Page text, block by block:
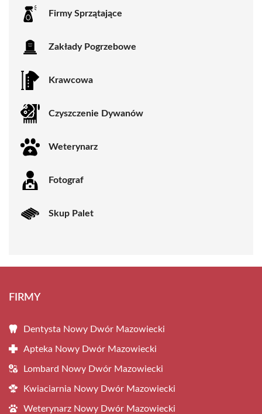
Firmy Sprzątające
Zakłady Pogrzebowe
Krawcowa
Czyszczenie Dywanów
Weterynarz
Fotograf
Skup Palet
FIRMY
Dentysta Nowy Dwór Mazowiecki
Apteka Nowy Dwór Mazowiecki
Lombard Nowy Dwór Mazowiecki
Kwiaciarnia Nowy Dwór Mazowiecki
Weterynarz Nowy Dwór Mazowiecki